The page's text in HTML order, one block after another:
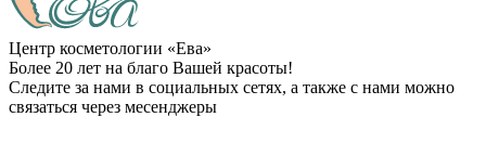
Центр косметологии «Ева»
Более 20 лет на благо Вашей красоты!
Следите за нами в социальных сетях, а также с нами можно
связаться через месенджеры